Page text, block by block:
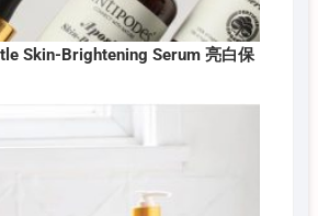
Skin-Brightening Serum 亮白保